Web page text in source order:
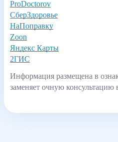
ProDoctorov
СберЗдоровье
НаПоправку
Zoon
Яндекс Карты
2ГИС
Информация размещена в
заменяет очную консультацию